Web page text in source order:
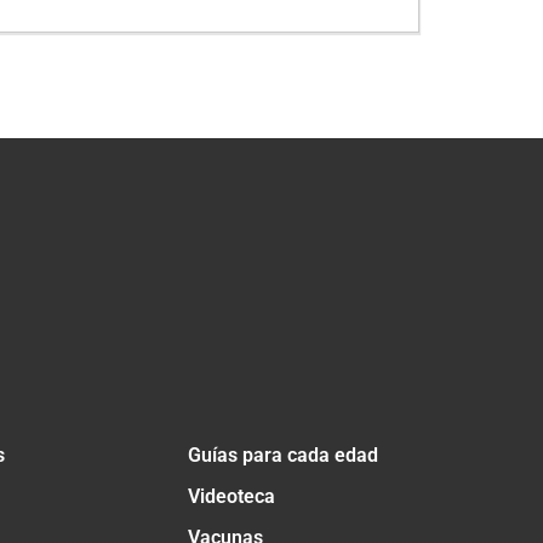
Guías para cada edad
Videoteca
Vacunas